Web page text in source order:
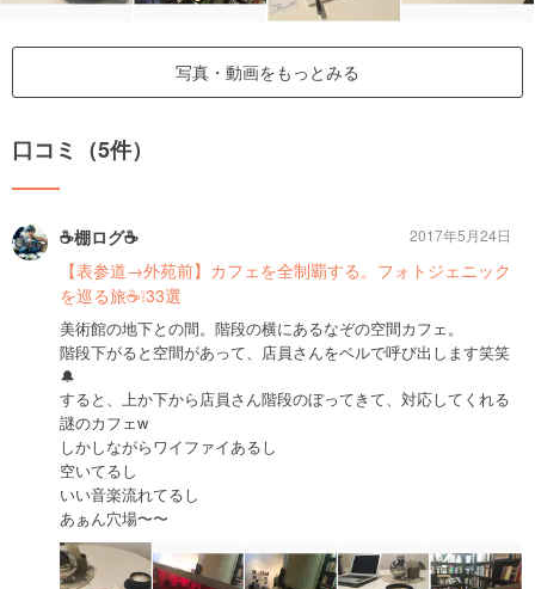
写真・動画をもっとみる
口コミ（5件）
☕️棚ログ☕️
【表参道→外苑前】カフェを全制覇する。フォトジェニック
を巡る旅☕️❕33選
美術館の地下との間。階段の横にあるなぞの空間カフェ。
階段下がると空間があって、店員さんをベルで呼び出します笑笑
🔔
すると、上か下から店員さん階段のぼってきて、対応してくれる
謎のカフェw
しかしながらワイファイあるし
空いてるし
いい音楽流れてるし
あぁん穴場〜〜
2017年5月24日